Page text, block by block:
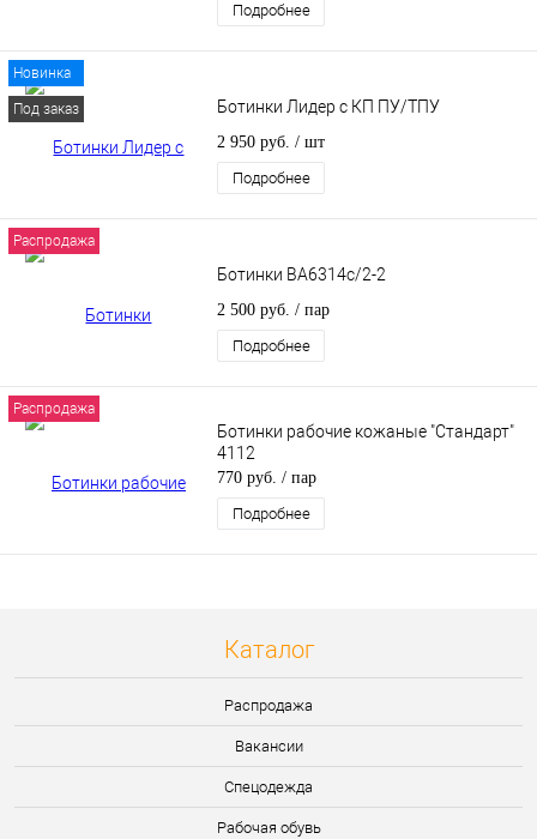
Подробнее
Новинка
Под заказ Ботинки Лидер с КП ПУ/ТПУ
2 950 руб. / шт
Подробнее
Распродажа
Ботинки ВА6314c/2-2
2 500 руб. / пар
Подробнее
Распродажа
Ботинки рабочие кожаные "Стандарт"
4112
770 руб. / пар
Подробнее
Каталог
Распродажа
Вакансии
Спецодежда
Рабочая обувь